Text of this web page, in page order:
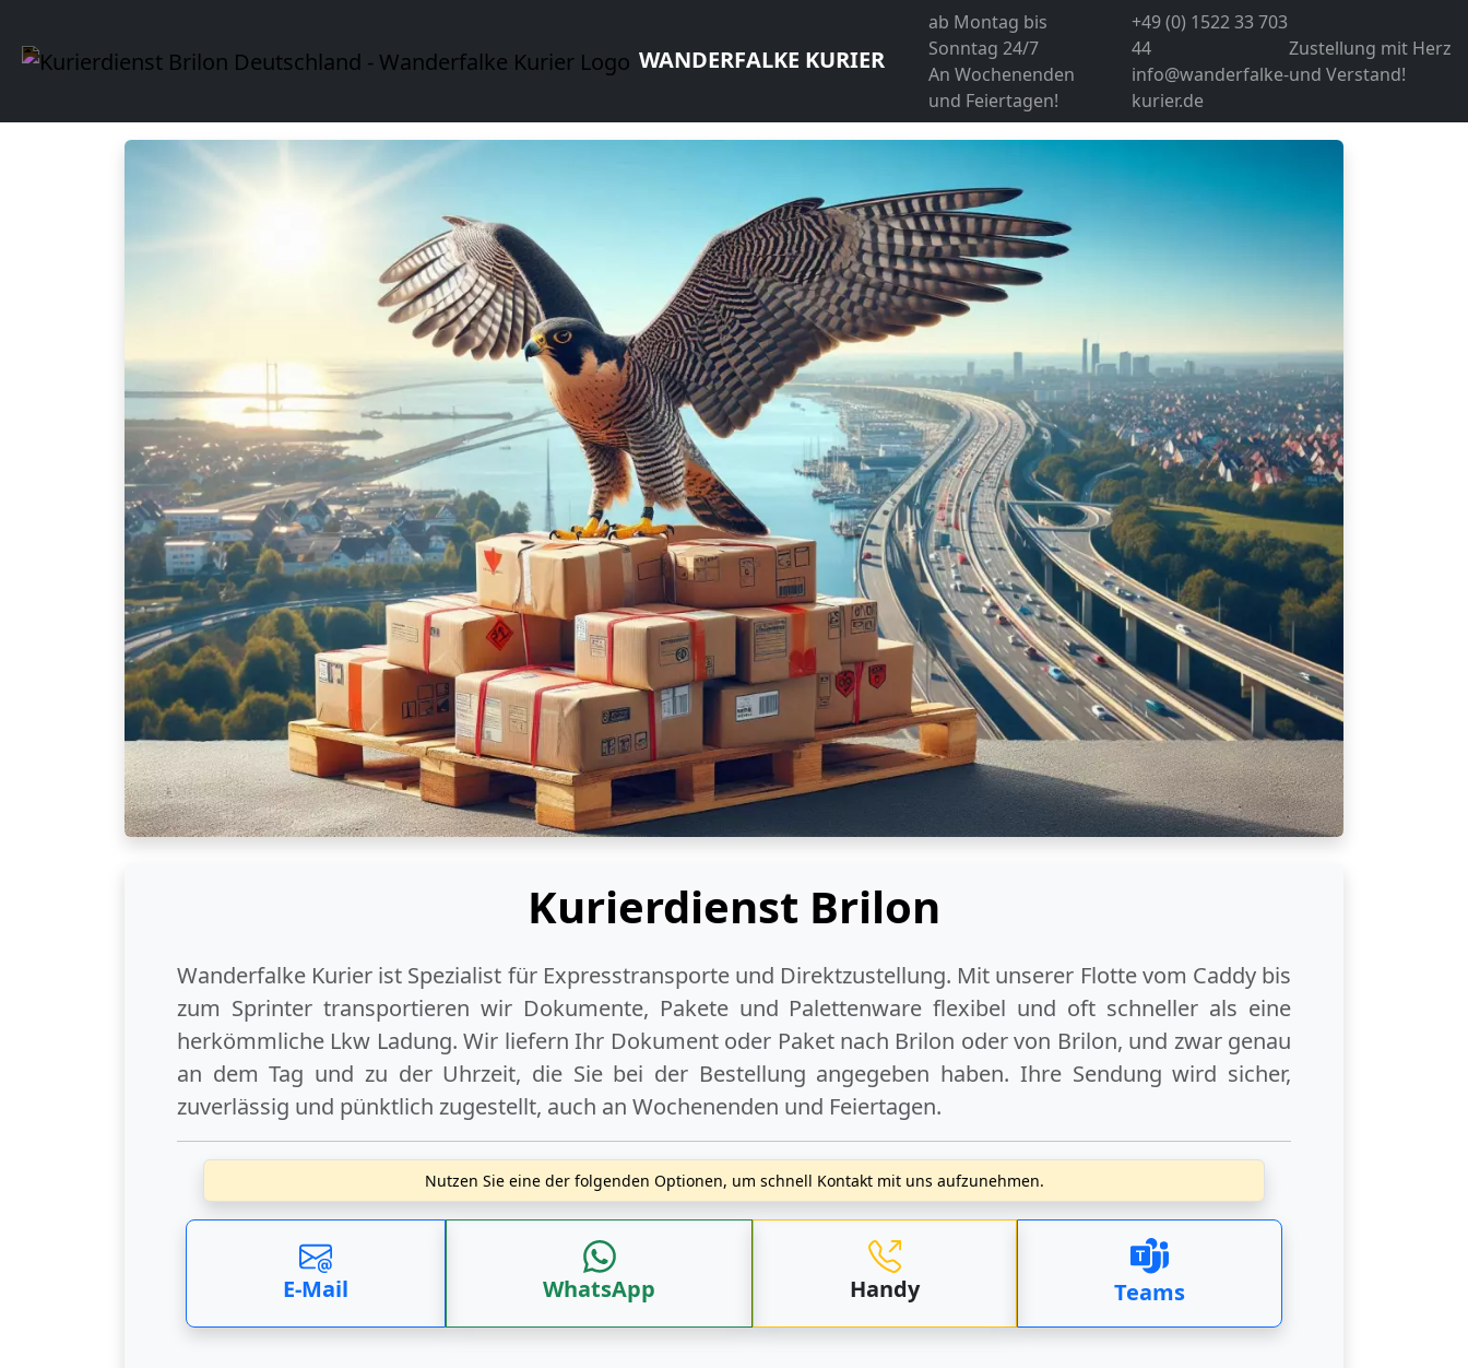
WANDERFALKE KURIER
ab Montag bis
Sonntag 24/7
An Wochenenden
und Feiertagen!
+49 (0) 1522 33 703
44
info@wanderfalke-
kurier.de
Zustellung mit Herz
und Verstand!
Kurierdienst Brilon
Wanderfalke Kurier ist Spezialist für Expresstransporte und Direktzustellung. Mit unserer Flotte vom Caddy bis
zum Sprinter transportieren wir Dokumente, Pakete und Palettenware flexibel und oft schneller als eine
herkömmliche Lkw Ladung. Wir liefern Ihr Dokument oder Paket nach Brilon odervon Brilon, und zwar genau
an dem Tag und zu der Uhrzeit, die Sie bei der Bestellung angegeben haben. Ihre Sendung wird sicher,
zuverlässig und pünktlich zugestellt, auch an Wochenenden und Feiertagen.
Nutzen Sie eine der folgenden Optionen, um schnell Kontakt mit uns aufzunehmen.
E-Mail WhatsApp Handy Teams